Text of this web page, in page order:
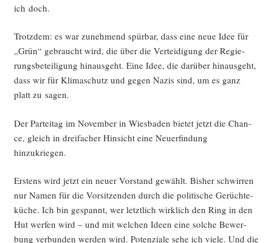
ich doch.
Trotz­dem: es war zuneh­mend spür­bar, dass eine neue Idee für
„Grün“ gebraucht wird, die über die Ver­tei­di­gung der Regie­
rungs­be­tei­li­gung hin­aus­geht. Eine Idee, die dar­über hin­aus­geht,
dass wir für Kli­ma­schutz und gegen Nazis sind, um es ganz
platt zu sagen.
Der Par­tei­tag im Novem­ber in Wies­ba­den bie­tet jetzt die Chan­
ce, gleich in drei­fa­cher Hin­sicht eine Neu­erfin­dung
hinzukriegen.
Ers­tens wird jetzt ein neu­er Vor­stand gewählt. Bis­her schwir­ren
nur Namen für die Vor­sit­zen­den durch die poli­ti­sche Gerüch­te­
kü­che. Ich bin gespannt, wer letzt­lich wirk­lich den Ring in den
Hut wer­fen wird – und mit wel­chen Ideen eine sol­che Bewer­
bung ver­bun­den wer­den wird. Poten­zia­le sehe ich vie­le. Und die